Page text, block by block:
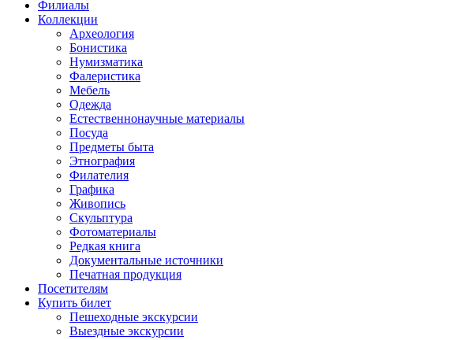
Филиалы
Коллекции
Археология
Бонистика
Нумизматика
Фалеристика
Мебель
Одежда
Естественнонаучные материалы
Посуда
Предметы быта
Этнография
Филателия
Графика
Живопись
Скульптура
Фотоматериалы
Редкая книга
Документальные источники
Печатная продукция
Посетителям
Купить билет
Пешеходные экскурсии
Выездные экскурсии